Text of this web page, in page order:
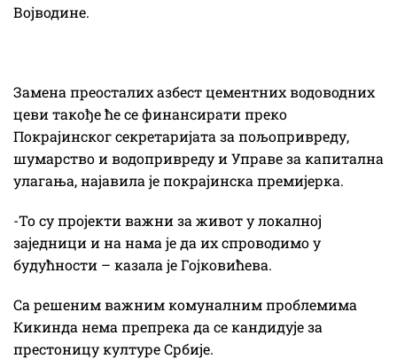
Војводине.
Замена преосталих азбест цементних водоводних
цеви такође ће се финансирати преко
Покрајинског секретаријата за пољопривреду,
шумарство и водопривреду и Управе за капитална
улагања, најавила је покрајинска премијерка.
-То су пројекти важни за живот у локалној
заједници и на нама је да их спроводимо у
будућности – казала је Гојковићева.
Са решеним важним комуналним проблемима
Кикинда нема препрека да се кандидује за
престоницу културе Србије.